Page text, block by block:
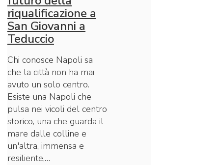
riqualificazione a
San Giovanni a
Teduccio
Chi conosce Napoli sa
che la città non ha mai
avuto un solo centro.
Esiste una Napoli che
pulsa nei vicoli del centro
storico, una che guarda il
mare dalle colline e
un'altra, immensa e
resiliente,…